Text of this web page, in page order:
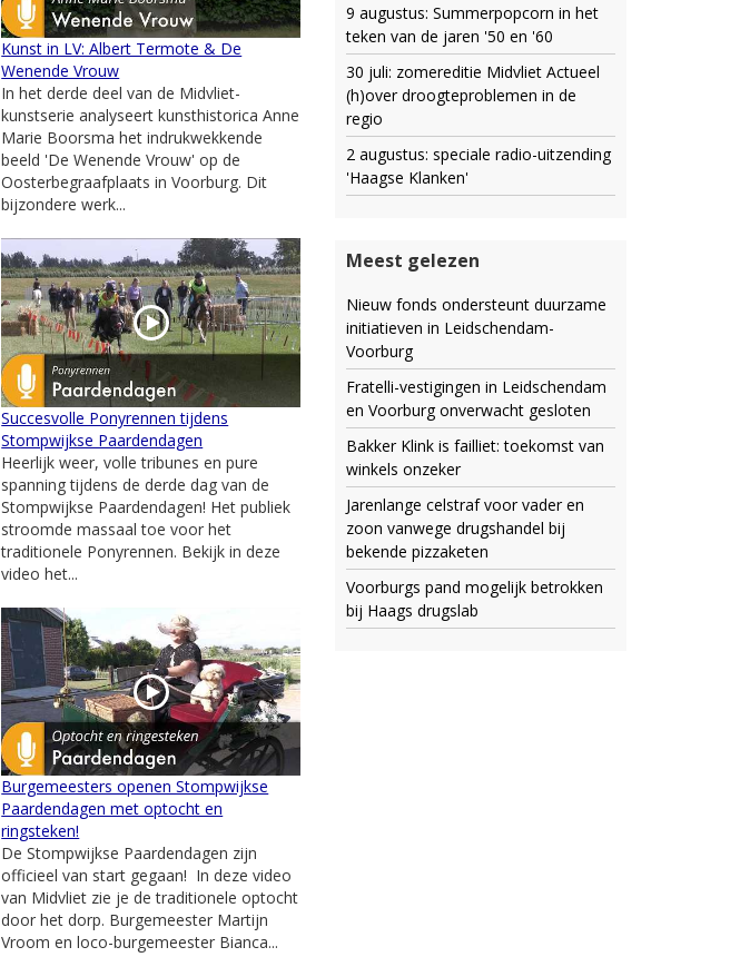
Kunst in LV: Albert Termote & De
Wenende Vrouw
In het derde deel van de Midvliet-
kunstserie analyseert kunsthistorica Anne
Marie Boorsma het indrukwekkende
beeld 'De Wenende Vrouw' op de
Oosterbegraafplaats in Voorburg. Dit
bijzondere werk...
Succesvolle Ponyrennen tijdens
Stompwijkse Paardendagen
Heerlijk weer, volle tribunes en pure
spanning tijdens de derde dag van de
Stompwijkse Paardendagen! Het publiek
stroomde massaal toe voor het
traditionele Ponyrennen. Bekijk in deze
video het...
Burgemeesters openen Stompwijkse
Paardendagen met optocht en
ringsteken!
De Stompwijkse Paardendagen zijn
officieel van start gegaan! In deze video
van Midvliet zie je de traditionele optocht
door het dorp. Burgemeester Martijn
Vroom en loco-burgemeester Bianca...
9 augustus: Summerpopcorn in het
teken van de jaren '50 en '60
30 juli: zomereditie Midvliet Actueel
(h)over droogteproblemen in de
regio
2 augustus: speciale radio-uitzending
'Haagse Klanken'
Meest gelezen
Nieuw fonds ondersteunt duurzame
initiatieven in Leidschendam-
Voorburg
Fratelli-vestigingen in Leidschendam
en Voorburg onverwacht gesloten
Bakker Klink is failliet: toekomst van
winkels onzeker
Jarenlange celstraf voor vader en
zoon vanwege drugshandel bij
bekende pizzaketen
Voorburgs pand mogelijk betrokken
bij Haags drugslab